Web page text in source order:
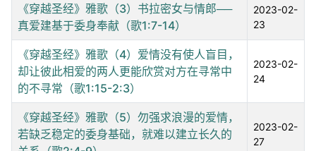
《穿越圣经》雅歌（3）书拉密女与情郎──
真爱建基于委身奉献（歌1:7-14）
2023-02-
23
《穿越圣经》雅歌（4）爱情没有使人盲目，
却让彼此相爱的两人更能欣赏对方在寻常中
的不寻常（歌1:15-2:3）
2023-02-
24
《穿越圣经》雅歌（5）勿强求浪漫的爱情，
若缺乏稳定的委身基础，就难以建立长久的
2023-02-
27